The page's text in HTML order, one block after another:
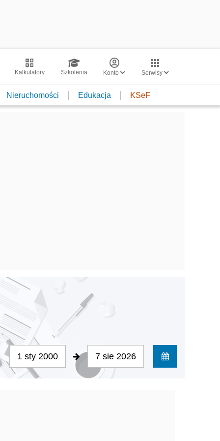
Kalkulatory Szkolenia Konto Serwisy
Nieruchomości Edukacja KSeF
1 sty 2000 7 sie 2026